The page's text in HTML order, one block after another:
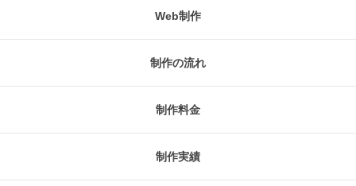
Web制作
制作の流れ
制作料金
制作実績